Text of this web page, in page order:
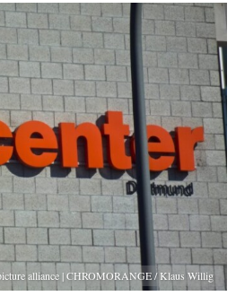
alliance | CHROMORANGE / Klaus Willig